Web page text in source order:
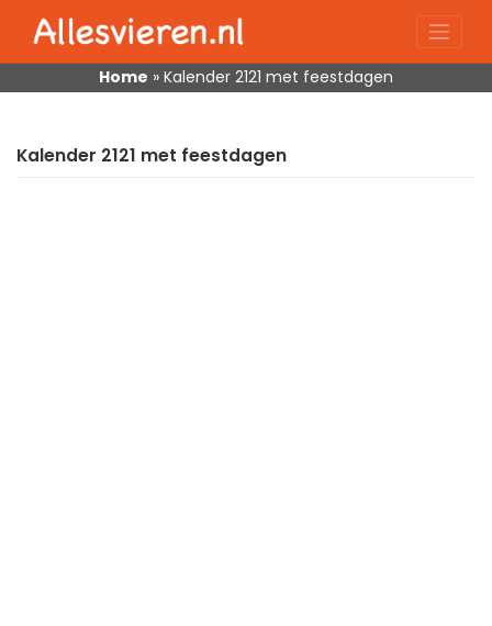
content
Home » Kalender 2121 met feestdagen
Kalender 2121 met feestdagen